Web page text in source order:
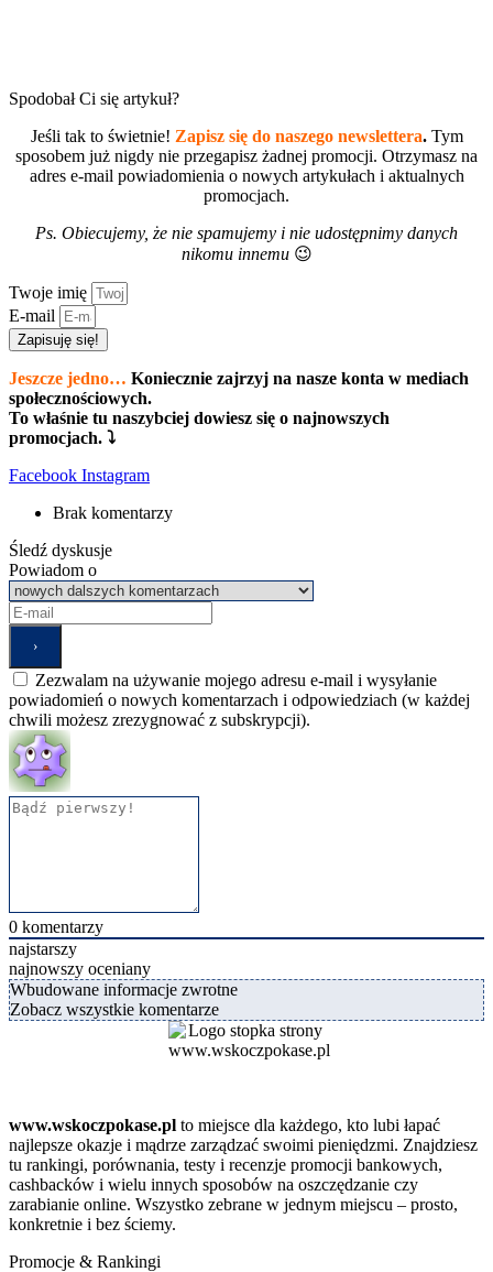
Spodobał Ci się artykuł?
Jeśli tak to świetnie! Zapisz się do naszego newslettera.Tym
sposobem już nigdy nie przegapisz żadnej promocji. Otrzymasz na
adres e-mail powiadomienia o nowych artykułach i aktualnych
promocjach.
Ps. Obiecujemy, że nie spamujemy i nie udostępnimy danych
nikomu innemu😉
Twoje imię
E-mail
Zapisuję się!
Jeszcze jedno… Koniecznie zajrzyj na nasze konta w mediach
społecznościowych.
To właśnie tu naszybciej dowiesz się o najnowszych
promocjach. ⤵
Facebook Instagram
Brak komentarzy
Śledź dyskusje
Powiadom o
Zezwalam na używanie mojego adresu e-mail i wysyłanie
powiadomień o nowych komentarzach i odpowiedziach (w każdej
chwili możesz zrezygnować z subskrypcji).
0 komentarzy
najstarszy
najnowszy oceniany
Wbudowane informacje zwrotne
Zobacz wszystkie komentarze
www.wskoczpokase.pl to miejsce dla każdego, kto lubi łapać
najlepsze okazje i mądrze zarządzać swoimi pieniędzmi. Znajdziesz
tu rankingi, porównania, testy i recenzje promocji bankowych,
cashbacków i wielu innych sposobów na oszczędzanie czy
zarabianie online. Wszystko zebrane w jednym miejscu – prosto,
konkretnie i bez ściemy.
Promocje & Rankingi